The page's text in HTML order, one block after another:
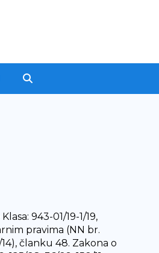
943-01/19-1/19,
pravima (NN br.
14), članku 48. Zakona o